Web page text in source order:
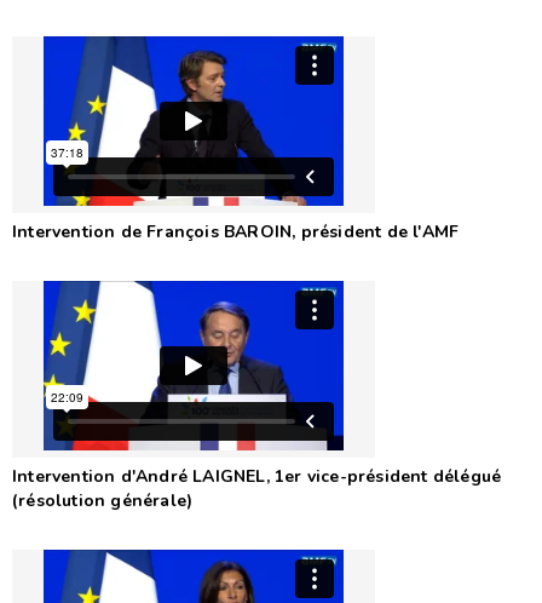
Intervention de François BAROIN, président de l'AMF
Intervention d'André LAIGNEL, 1er vice-président délégué
(résolution générale)